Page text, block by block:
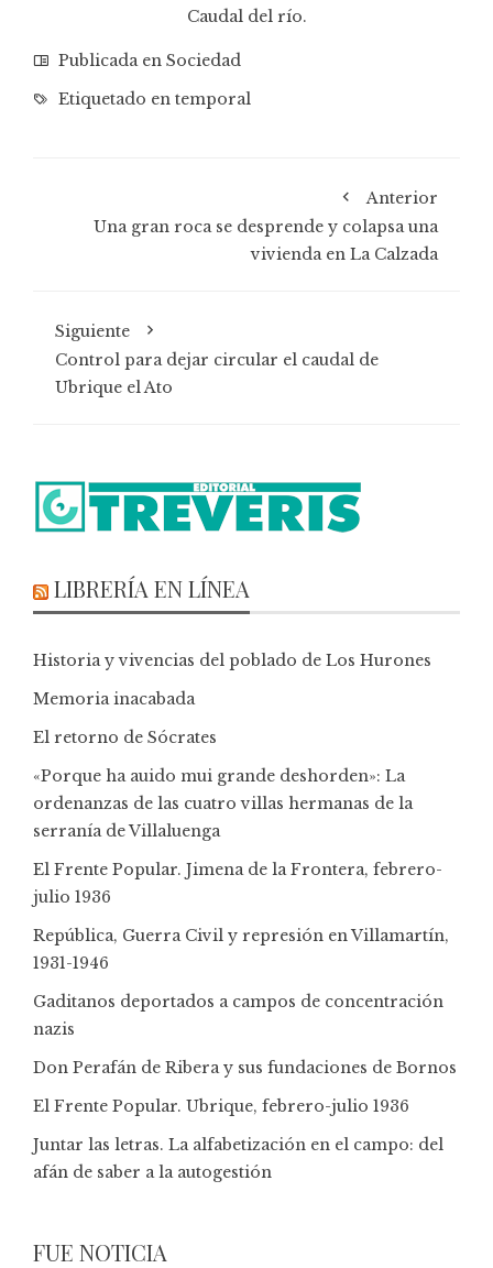
Caudal del río.
Publicada en Sociedad
Etiquetado en temporal
Anterior
Una gran roca se desprende y colapsa una
vivienda en La Calzada
Siguiente
Control para dejar circular el caudal de
Ubrique el Ato
LIBRERÍA EN LÍNEA
Historia y vivencias del poblado de Los Hurones
Memoria inacabada
El retorno de Sócrates
«Porque ha auido mui grande deshorden»: La
ordenanzas de las cuatro villas hermanas de la
serranía de Villaluenga
El Frente Popular. Jimena de la Frontera, febrero-
julio 1936
República, Guerra Civil y represión en Villamartín,
1931-1946
Gaditanos deportados a campos de concentración
nazis
Don Perafán de Ribera y sus fundaciones de Bornos
El Frente Popular. Ubrique, febrero-julio 1936
Juntar las letras. La alfabetización en el campo: del
afán de saber a la autogestión
FUE NOTICIA